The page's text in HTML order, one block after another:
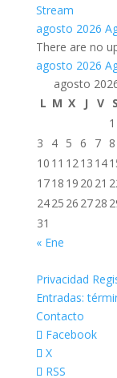
Stream
agosto 2026
There are no
agosto 2026
agosto
L M X J V S
1
3
4 5 6 7 8
10 11 1213 14
1718 19 20 21
2425 26 2728
31
« Ene
Privacidad
Entradas:
Contacto
Facebook
X
RSS